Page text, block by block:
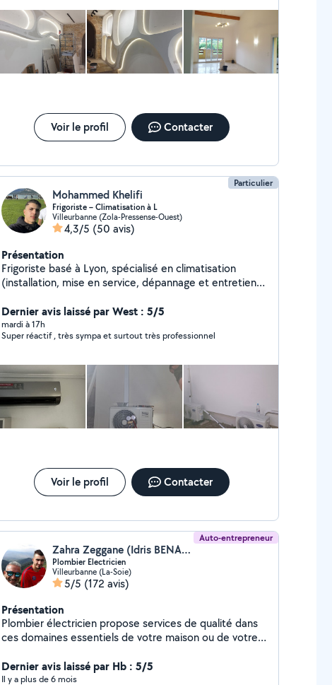
conforme à mes attentes. Je le recommande sans hésiter pour
son sérieux et sa politesse.
Voir le profil Contacter
Particulier
Mohammed Khelifi
Frigoriste – Climatisation à L
Villeurbanne (Zola-Pressense-Ouest)
4,3/5 (50 avis)
Présentation
Frigoriste basé à Lyon, spécialisé en climatisation
(installation, mise en service, dépannage et entretien
rapidement en période de forte chaleur _Camion
disponible pour transport et livraison de meubles et
matériel. Montage et démontage de mobilier (cuisines,
plomberie intérieure Avec des petits travaux _
Intervention rapide _Travail propre et soigné _Prix
raisonnables Disponible rapidement. N'hésitez pas à
me contacter.
Dernier avis laissé par West : 5/5
mardi à 17h
Super réactif , très sympa et surtout très professionnel
Voir le profil Contacter
Auto-entrepreneur
Zahra Zeggane (Idris BENALI)
Plombier Electricien
Villeurbanne (La-Soie)
5/5 (172 avis)
Présentation
Plombier électricien propose services de qualité dans
ces domaines essentiels de votre maison ou de votre
fuites d'eau Installation de robinets, de lavabos et de
toilettes Débouchage de canalisations Rénovation de
Dernier avis laissé par Hb : 5/5
Il y a plus de 6 mois